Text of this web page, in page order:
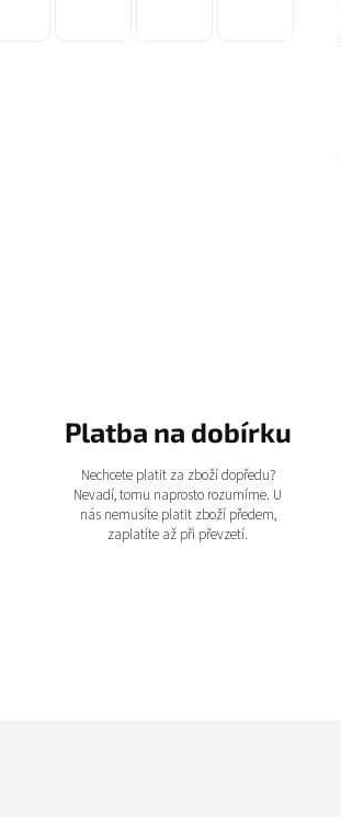
Platba na dobírku
Nechcete platit za zboží dopředu?
Nevadí, tomu naprosto rozumíme. U
nás nemusíte platit zboží předem,
zaplatíte až při převzetí.